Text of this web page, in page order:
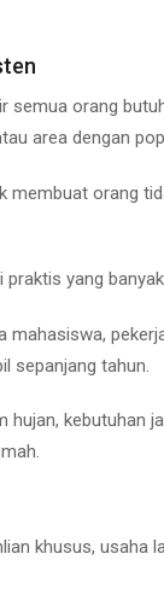
semua orang
area dengan
membuat orang
praktis yang
mahasiswa,
sepanjang tahun.
hujan, kebutuhan
khusus, usaha